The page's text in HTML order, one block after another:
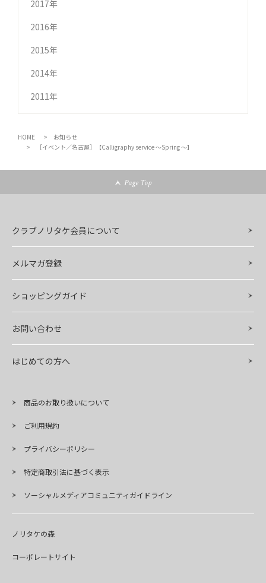
2017年
2016年
2015年
2014年
2011年
HOME
お知らせ
［イベント／名古屋］【Calligraphy service ～Spring ～】
Page Top
クラブノリタケ会員について
メルマガ登録
ショッピングガイド
お問い合わせ
はじめての方へ
商品のお取り扱いについて
ご利用規約
プライバシーポリシー
特定商取引法に基づく表示
ソーシャルメディアコミュニティガイドライン
ノリタケの森
コーポレートサイト